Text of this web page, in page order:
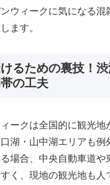
ウィークに気になる混
ます。
るための裏技！
の工夫
ークは全国的に観光地
湖・山中湖エリアも例
場合、中央自動車道や
く、現地の観光地も人